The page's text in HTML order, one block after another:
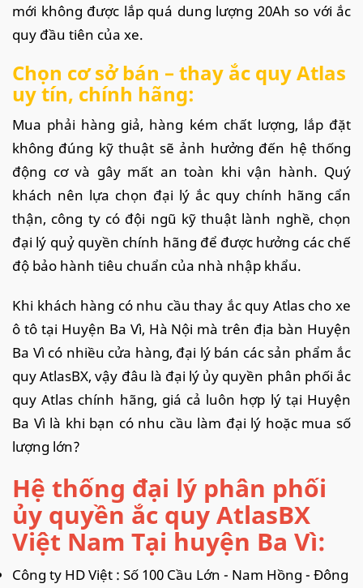
mới không được lắp quá dung lượng 20Ah so với ắc
quy đầu tiên của xe.
Chọn cơ sở bán – thay ắc quy Atlas
uy tín, chính hãng:
Mua phải hàng giả, hàng kém chất lượng, lắp đặt
không đúng kỹ thuật sẽ ảnh hưởng đến hệ thống
động cơ và gây mất an toàn khi vận hành. Quý
khách nên lựa chọn đại lý ắc quy chính hãng cẩn
thận, công ty có đội ngũ kỹ thuật lành nghề, chọn
đại lý quỷ quyền chính hãng để được hưởng các chế
độ bảo hành tiêu chuẩn của nhà nhập khẩu.
Khi khách hàng có nhu cầu thay ắc quy Atlas cho xe
ô tô tại Huyện Ba Vì, Hà Nội mà trên địa bàn Huyện
Ba Vì có nhiều cửa hàng, đại lý bán các sản phẩm ắc
quy AtlasBX, vậy đâu là đại lý ủy quyền phân phối ắc
quy Atlas chính hãng, giá cả luôn hợp lý tại Huyện
Ba Vì là khi bạn có nhu cầu làm đại lý hoặc mua số
lượng lớn?
Hệ thống đại lý phân phối
ủy quyền ắc quy AtlasBX
Việt Nam Tại huyện Ba Vì:
Công ty HD Việt : Số 100 Cầu Lớn - Nam Hồng - Đông